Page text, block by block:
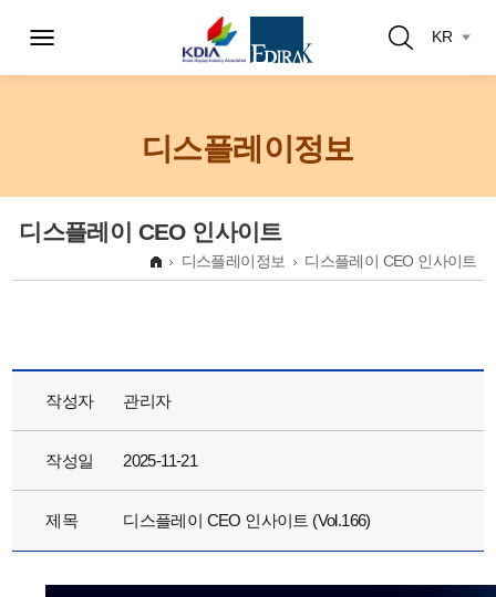
KR
디스플레이정보
디스플레이 CEO 인사이트
디스플레이정보 디스플레이 CEO 인사이트
작성자 관리자
작성일 2025-11-21
제목 디스플레이 CEO 인사이트 (Vol.166)